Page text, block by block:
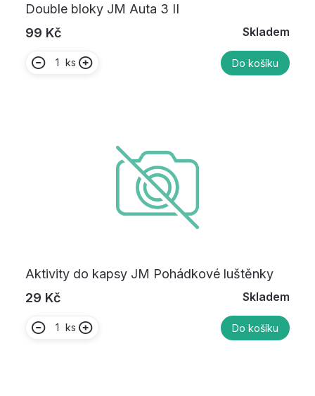
Double bloky JM Auta 3 II
99 Kč
Skladem
ks Do košíku
Aktivity do kapsy JM Pohádkové luštěnky
29 Kč
Skladem
ks Do košíku